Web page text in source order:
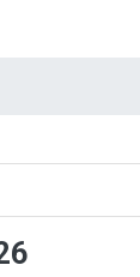
principal